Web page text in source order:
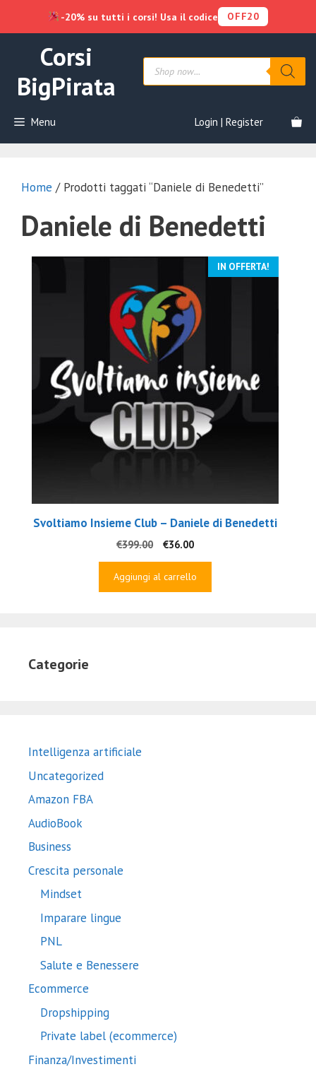
contenuto
Corsi
BigPirata
Products
search
Menu Login | Register
Home / Prodotti taggati “Daniele di Benedetti”
Daniele di Benedetti
IN OFFERTA!
Svoltiamo Insieme Club – Daniele di Benedetti
€399.00
Il
prezzo
originale
€36.00Il
prezzo
attuale
Aggiungi al carrello
Categorie
Intelligenza artificiale
Uncategorized
Amazon FBA
AudioBook
Business
Crescita personale
Mindset
Imparare lingue
PNL
Salute e Benessere
Ecommerce
Dropshipping
Private label (ecommerce)
Finanza/Investimenti
-20% su tutti i corsi! Usa il codice OFF20